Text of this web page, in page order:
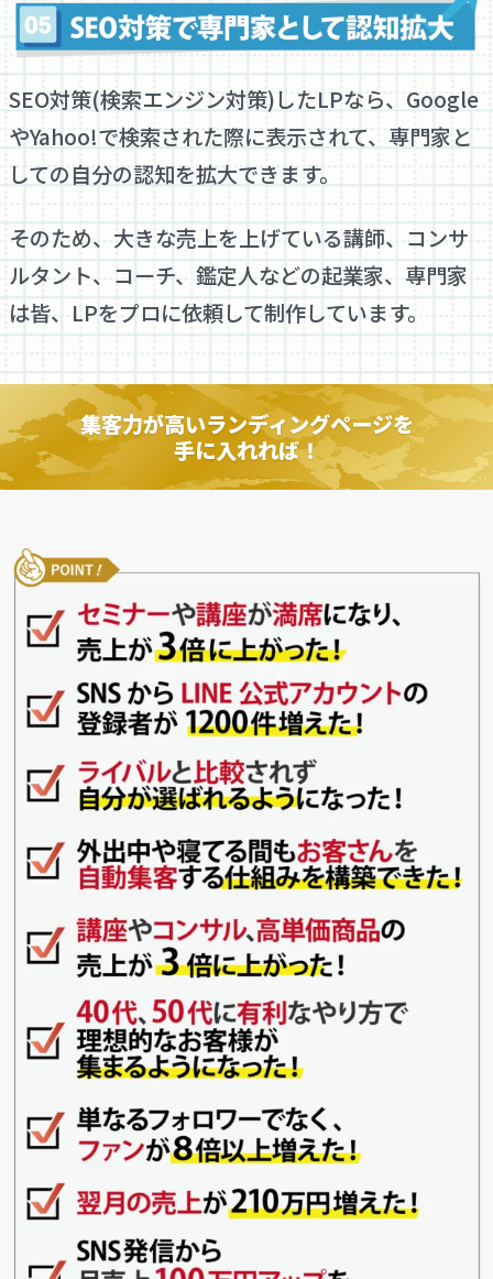
SEO対策(検索エンジン対策)したLPなら、Google
やYahoo!で検索された際に表示されて、専門家と
しての自分の認知を拡大できます。
そのため、大きな売上を上げている講師、コンサ
ルタント、コーチ、鑑定人などの起業家、専門家
は皆、LPをプロに依頼して制作しています。
集客力が高いランディングページを
手に入れれば！